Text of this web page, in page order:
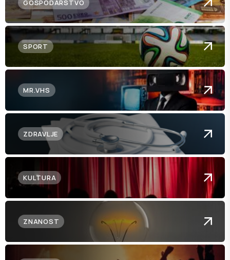
GOSPODARSTVO
SPORT
MR.VHS
ZDRAVLJE
KULTURA
ZNANOST